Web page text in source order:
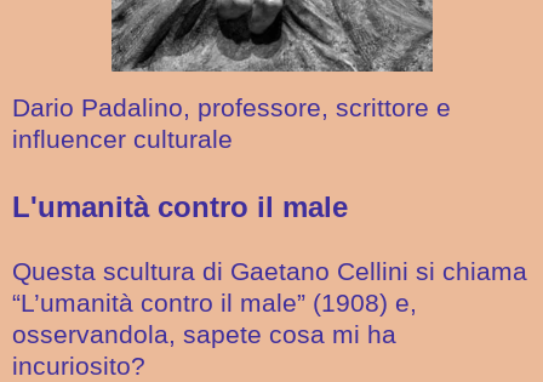
Dario Padalino, professore, scrittore e
influencer culturale
L'umanità contro il male
Questa scultura di Gaetano Cellini si chiama
“L’umanità contro il male” (1908) e,
osservandola, sapete cosa mi ha
incuriosito?